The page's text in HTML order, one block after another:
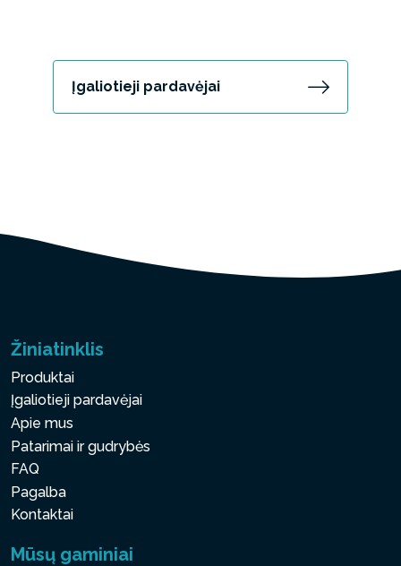
Įgaliotieji pardavėjai
Žiniatinklis
Produktai
Įgaliotieji pardavėjai
Apie mus
Patarimai ir gudrybės
FAQ
Pagalba
Kontaktai
Mūsų gaminiai